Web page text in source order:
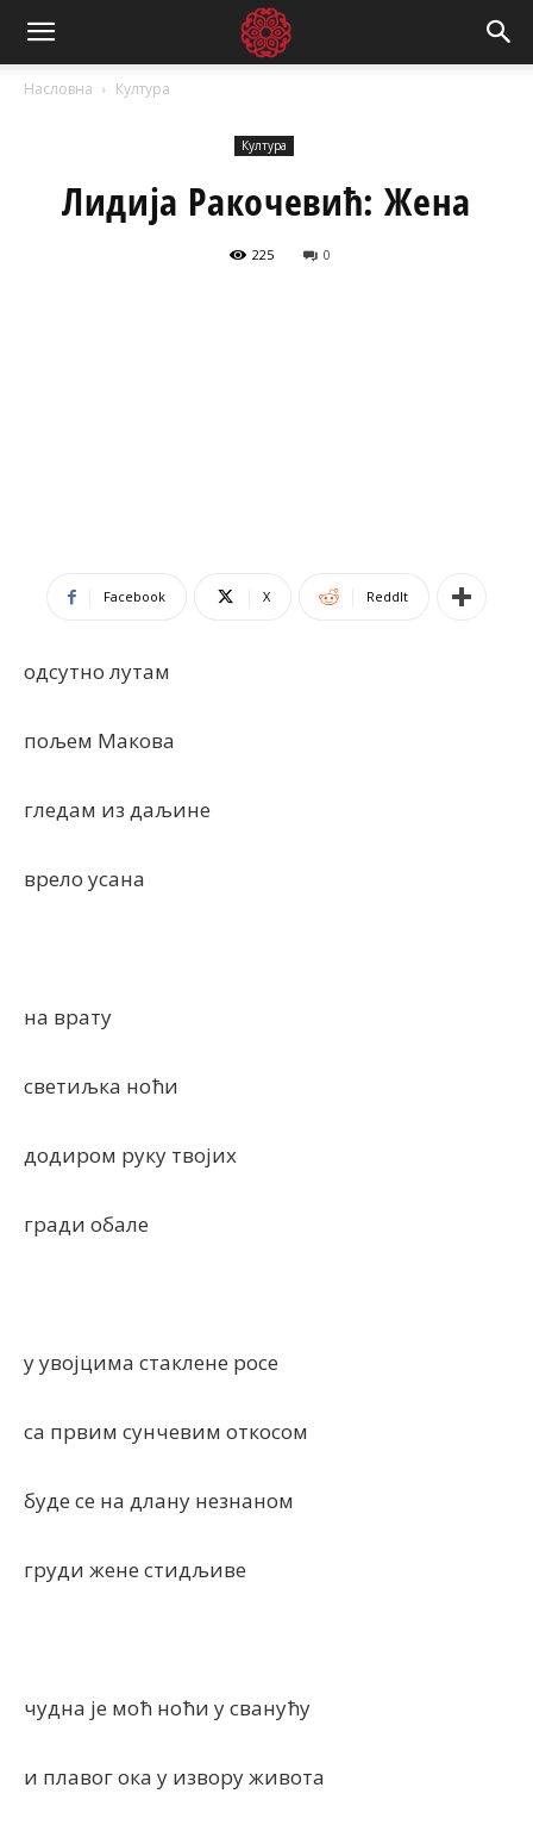
Насловна Култура
Култура
Лидија Ракочевић: Жена
225 0
Facebook X ReddIt
одсутно лутам
пољем Макова
гледам из даљине
врело усана
на врату
светиљка ноћи
додиром руку твојих
гради обале
у увојцима стаклене росе
са првим сунчевим откосом
буде се на длану незнаном
груди жене стидљиве
чудна је моћ ноћи у сванућу
и плавог ока у извору живота